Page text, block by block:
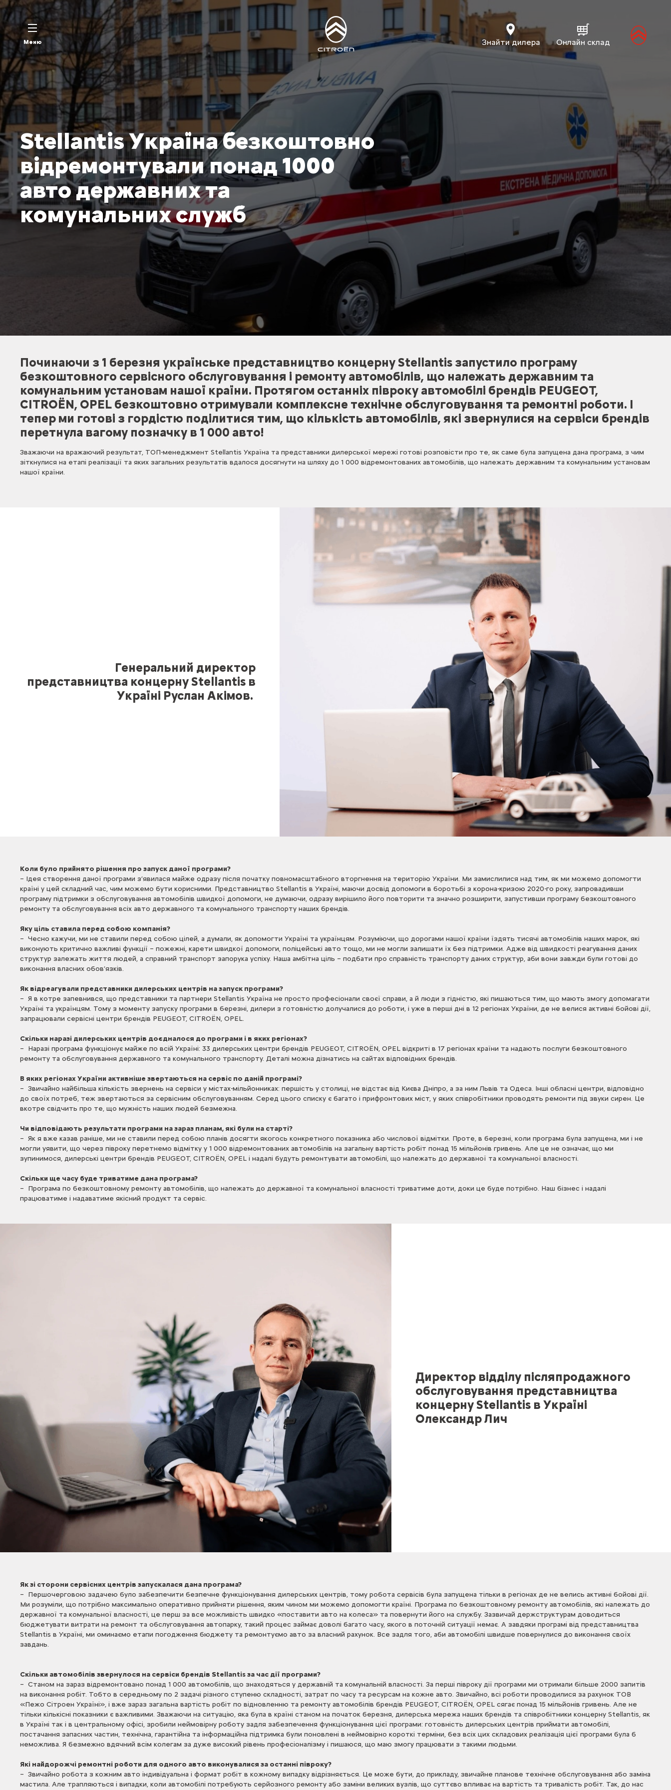
Меню Знайти дилера Онлайн склад
Stellantis Україна безкоштовно
відремонтували понад 1000
авто державних та
комунальних служб
Починаючи з 1 березня українське представництво концерну Stellantis запустило програму
безкоштовного сервісного обслуговування і ремонту автомобілів, що належать державним та
комунальним установам нашої країни. Протягом останніх півроку автомобілі брендів PEUGEOT,
CITROËN, OPEL безкоштовно отримували комплексне технічне обслуговування та ремонтні роботи. І
тепер ми готові з гордістю поділитися тим, що кількість автомобілів, які звернулися на сервіси брендів
перетнула вагому позначку в 1 000 авто!
Зважаючи на вражаючий результат, ТОП-менеджмент Stellantis Україна та представники дилерської мережі готові розповісти про те, як саме була запущена дана програма, з чим
зіткнулися на етапі реалізації та яких загальних результатів вдалося досягнути на шляху до 1 000 відремонтованих автомобілів, що належать державним та комунальним установам
нашої країни.
Генеральний директор
представництва концерну Stellantis в
Україні Руслан Акімов.
Коли було прийнято рішення про запуск даної програми?
– Ідея створення даної програми з’явилася майже одразу після початку повномасштабного вторгнення на територію України. Ми замислилися над тим, як ми можемо допомогти
країні у цей складний час, чим можемо бути корисними. Представництво Stellantis в Україні, маючи досвід допомоги в боротьбі з корона-кризою 2020-го року, запровадивши
програму підтримки з обслуговування автомобілів швидкої допомоги, не думаючи, одразу вирішило його повторити та значно розширити, запустивши програму безкоштовного
ремонту та обслуговування всіх авто державного та комунального транспорту наших брендів.
Яку ціль ставила перед собою компанія?
– Чесно кажучи, ми не ставили перед собою цілей, а думали, як допомогти Україні та українцям. Розуміючи, що дорогами нашої країни їздять тисячі автомобілів наших марок, які
виконують критично важливі функції – пожежні, карети швидкої допомоги, поліцейські авто тощо, ми не могли залишати їх без підтримки. Адже від швидкості реагування даних
структур залежать життя людей, а справний транспорт запорука успіху. Наша амбітна ціль – подбати про справність транспорту даних структур, аби вони завжди були готові до
виконання власних обов’язків.
Як відреагували представники дилерських центрів на запуск програми?
– Я в котре запевнився, що представники та партнери Stellantis Україна не просто професіонали своєї справи, а й люди з гідністю, які пишаються тим, що мають змогу допомагати
Україні та українцям. Тому з моменту запуску програми в березні, дилери з готовністю долучалися до роботи, і уже в перші дні в 12 регіонах України, де не велися активні бойові дії,
запрацювали сервісні центри брендів PEUGEOT, CITROËN, OPEL.
Скільки наразі дилерських центрів доєдналося до програми і в яких регіонах?
– Наразі програма функціонує майже по всій Україні: 33 дилерських центри брендів PEUGEOT, CITROËN, OPEL відкриті в 17 регіонах країни та надають послуги безкоштовного
ремонту та обслуговування державного та комунального транспорту. Деталі можна дізнатись на сайтах відповідних брендів.
В яких регіонах України активніше звертаються на сервіс по даній програмі?
– Звичайно найбільша кількість звернень на сервіси у містах-мільйонниках: першість у столиці, не відстає від Києва Дніпро, а за ним Львів та Одеса. Інші обласні центри, відповідно
до своїх потреб, теж звертаються за сервісним обслуговуванням. Серед цього списку є багато і прифронтових міст, у яких співробітники проводять ремонти під звуки сирен. Це
вкотре свідчить про те, що мужність наших людей безмежна.
Чи відповідають результати програми на зараз планам, які були на старті?
– Як я вже казав раніше, ми не ставили перед собою планів досягти якогось конкретного показника або числової відмітки. Проте, в березні, коли програма була запущена, ми і не
могли уявити, що через півроку перетнемо відмітку у 1 000 відремонтованих автомобілів на загальну вартість робіт понад 15 мільйонів гривень. Але це не означає, що ми
зупинимося, дилерські центри брендів PEUGEOT, CITROËN, OPEL і надалі будуть ремонтувати автомобілі, що належать до державної та комунальної власності.
Скільки ще часу буде триватиме дана програма?
– Програма по безкоштовному ремонту автомобілів, що належать до державної та комунальної власності триватиме доти, доки це буде потрібно. Наш бізнес і надалі
працюватиме і надаватиме якісний продукт та сервіс.
Директор відділу післяпродажного
обслуговування представництва
концерну Stellantis в Україні
Олександр Лич
Як зі сторони сервісних центрів запускалася дана програма?
– Першочерговою задачею було забезпечити безпечне функціонування дилерських центрів, тому робота сервісів була запущена тільки в регіонах де не велись активні бойові дії.
Ми розуміли, що потрібно максимально оперативно прийняти рішення, яким чином ми можемо допомогти країні. Програма по безкоштовному ремонту автомобілів, які належать до
державної та комунальної власності, це перш за все можливість швидко «поставити авто на колеса» та повернути його на службу. Зазвичай держструктурам доводиться
бюджетувати витрати на ремонт та обслуговування автопарку, такий процес займає доволі багато часу, якого в поточній ситуації немає. А завдяки програмі від представництва
Stellantis в Україні, ми оминаємо етапи погодження бюджету та ремонтуємо авто за власний рахунок. Все задля того, аби автомобілі швидше повернулися до виконання своїх
завдань.
Скільки автомобілів звернулося на сервіси брендів Stellantis за час дії програми?
– Станом на зараз відремонтовано понад 1 000 автомобілів, що знаходяться у державній та комунальній власності. За перші півроку дії програми ми отримали більше 2000 запитів
на виконання робіт. Тобто в середньому по 2 задачі різного ступеню складності, затрат по часу та ресурсам на кожне авто. Звичайно, всі роботи проводилися за рахунок ТОВ
«Пежо Сітроен Україні», і вже зараз загальна вартість робіт по відновленню та ремонту автомобілів брендів PEUGEOT, CITROËN, OPEL сягає понад 15 мільйонів гривень. Але не
тільки кількісні показники є важливими. Зважаючи на ситуацію, яка була в країні станом на початок березня, дилерська мережа наших брендів та співробітники концерну Stellantis, як
в Україні так і в центральному офісі, зробили неймовірну роботу задля забезпечення функціонування цієї програми: готовність дилерських центрів приймати автомобілі,
постачання запасних частин, технічна, гарантійна та інформаційна підтримка були поновлені в неймовірно короткі терміни, без всіх цих складових реалізація цієї програми була б
неможлива. Я безмежно вдячний всім колегам за дуже високий рівень професіоналізму і пишаюся, що маю змогу працювати з такими людьми.
Які найдорожчі ремонтні роботи для одного авто виконувалися за останні півроку?
– Звичайно робота з кожним авто індивідуальна і формат робіт в кожному випадку відрізняється. Це може бути, до прикладу, звичайне планове технічне обслуговування або заміна
мастила. Але трапляються і випадки, коли автомобілі потребують серйозного ремонту або заміни великих вузлів, що суттєво впливає на вартість та тривалість робіт. Так, до нас